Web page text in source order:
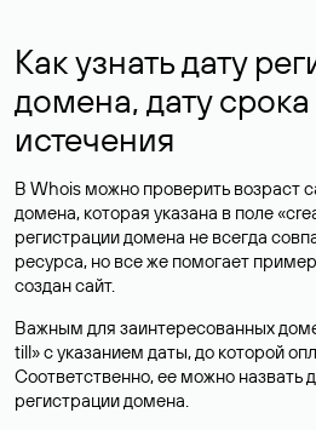
Как узнать дату
домена, дату срока
истечения
В Whois можно проверить возраст
домена, которая указана в поле
регистрации домена не всегда
ресурса, но все же помогает
создан сайт.
Важным для заинтересованных
till» с указанием даты, до которой
Соответственно, ее можно назвать
регистрации домена.